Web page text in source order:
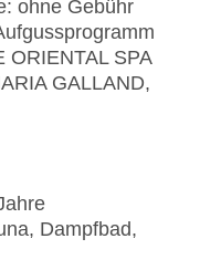
ohne Gebühr
ORIENTAL SPA
GALLAND,
Dampfbad,